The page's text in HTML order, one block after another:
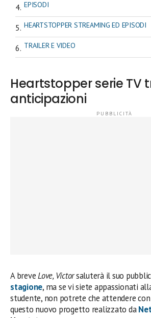
EPISODI
HEARTSTOPPER STREAMING ED EPISODI
TRAILER E VIDEO
Heartstopper serie TV
anticipazioni
A breveLove, Victorsaluterà il suo
stagione, ma se vi siete appassionati
studente, non potrete che attendere
questo nuovo progetto realizzato da